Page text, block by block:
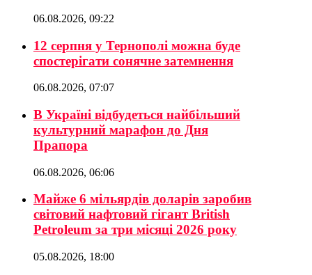
06.08.2026, 09:22
12 серпня у Тернополі можна буде
спостерігати сонячне затемнення
06.08.2026, 07:07
В Україні відбудеться найбільший
культурний марафон до Дня
Прапора
06.08.2026, 06:06
Майже 6 мільярдів доларів заробив
світовий нафтовий гігант British
Petroleum за три місяці 2026 року
05.08.2026, 18:00